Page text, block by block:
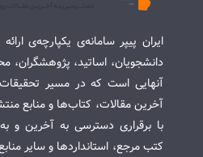
ایران پیپر سامانه‌ی یکپارچه‌ی
دانشجویان، اساتید،
آنهایی است که در مسیر
آخرین مقالات، کتاب‌ها و منابع
با برقراری دسترسی به آخرین و
کتب مرجع، استانداردها و سایر